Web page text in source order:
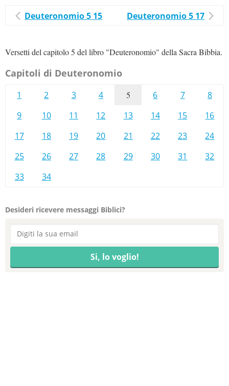
Deuteronomio 5 15 Deuteronomio 5 17
Versetti del capitolo 5 del libro "Deuteronomio" della Sacra Bibbia.
Capitoli di Deuteronomio
1 2 3 4 5 6 7
8
9
10 11 12 13 14 15
16
17
18 19 20 21 22 23
24
25
26 27 28 29 30 31
32
33
34
Desideri ricevere messaggi Biblici?